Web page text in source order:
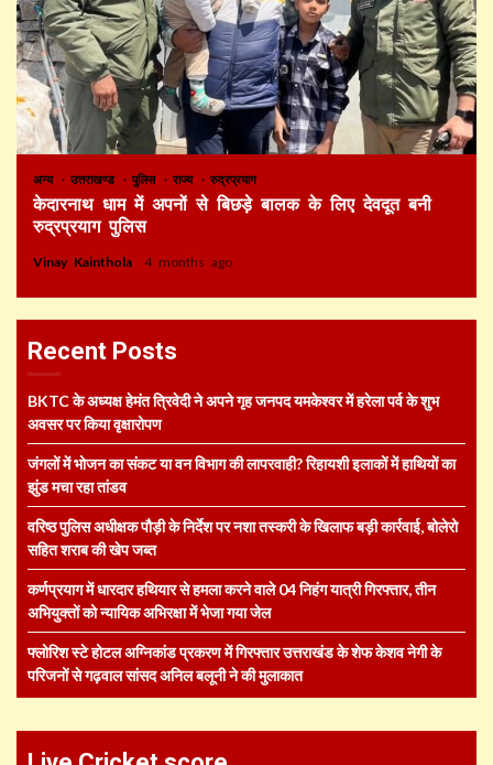
अन्य उत्तराखण्ड पुलिस राज्य रुद्रप्रयाग
केदारनाथ धाम में अपनों से बिछड़े बालक के लिए देवदूत बनी
रुद्रप्रयाग पुलिस
Vinay Kainthola 4 months ago
Recent Posts
BKTC के अध्यक्ष हेमंत त्रिवेदी ने अपने गृह जनपद यमकेश्वर में हरेला पर्व के शुभ
अवसर पर किया वृक्षारोपण
जंगलों में भोजन का संकट या वन विभाग की लापरवाही? रिहायशी इलाकों में हाथियों का
झुंड मचा रहा तांडव
वरिष्ठ पुलिस अधीक्षक पौड़ी के निर्देश पर नशा तस्करी के खिलाफ बड़ी कार्रवाई, बोलेरो
सहित शराब की खेप जब्त
कर्णप्रयाग में धारदार हथियार से हमला करने वाले 04 निहंग यात्री गिरफ्तार, तीन
अभियुक्तों को न्यायिक अभिरक्षा में भेजा गया जेल
फ्लोरिश स्टे होटल अग्निकांड प्रकरण में गिरफ्तार उत्तराखंड के शेफ केशव नेगी के
परिजनों से गढ़वाल सांसद अनिल बलूनी ने की मुलाकात